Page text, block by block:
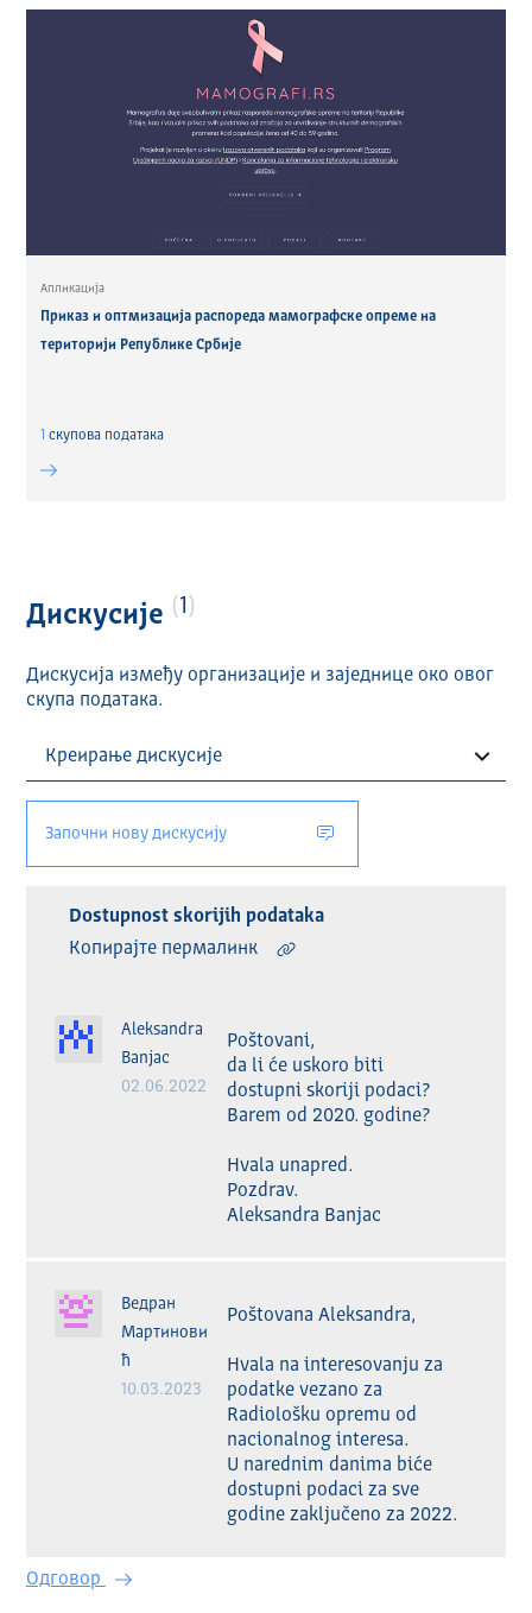
Апликација
Приказ и оптмизација распореда мамографске опреме на
територији Републике Србије
скуповa података
Дискусије 1
Дискусија између организације и заједнице око овог
скупа података.
Започни нову дискусију
Dostupnost skorijih podataka
Копирајте пермалинк
Aleksandra
Banjac
02.06.2022
Poštovani,
da li će uskoro biti
dostupni skoriji podaci?
Barem od 2020. godine?
Hvala unapred.
Pozdrav.
Aleksandra Banjac
Ведран
Мартинови
ћ
10.03.2023
Poštovana Aleksandra,
Hvala na interesovanju za
podatke vezano za
Radiološku opremu od
nacionalnog interesa.
U narednim danima biće
dostupni podaci za sve
godine zaključeno za 2022.
Одговор